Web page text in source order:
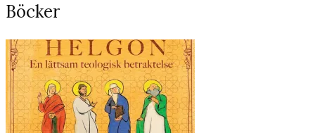
Böcker